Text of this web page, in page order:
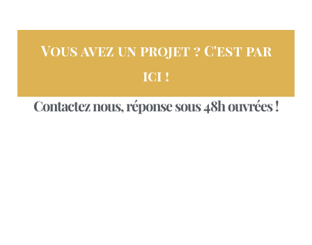
Vous avez un projet ? C'est par
ici !
Contactez nous, réponse sous 48h ouvrées !